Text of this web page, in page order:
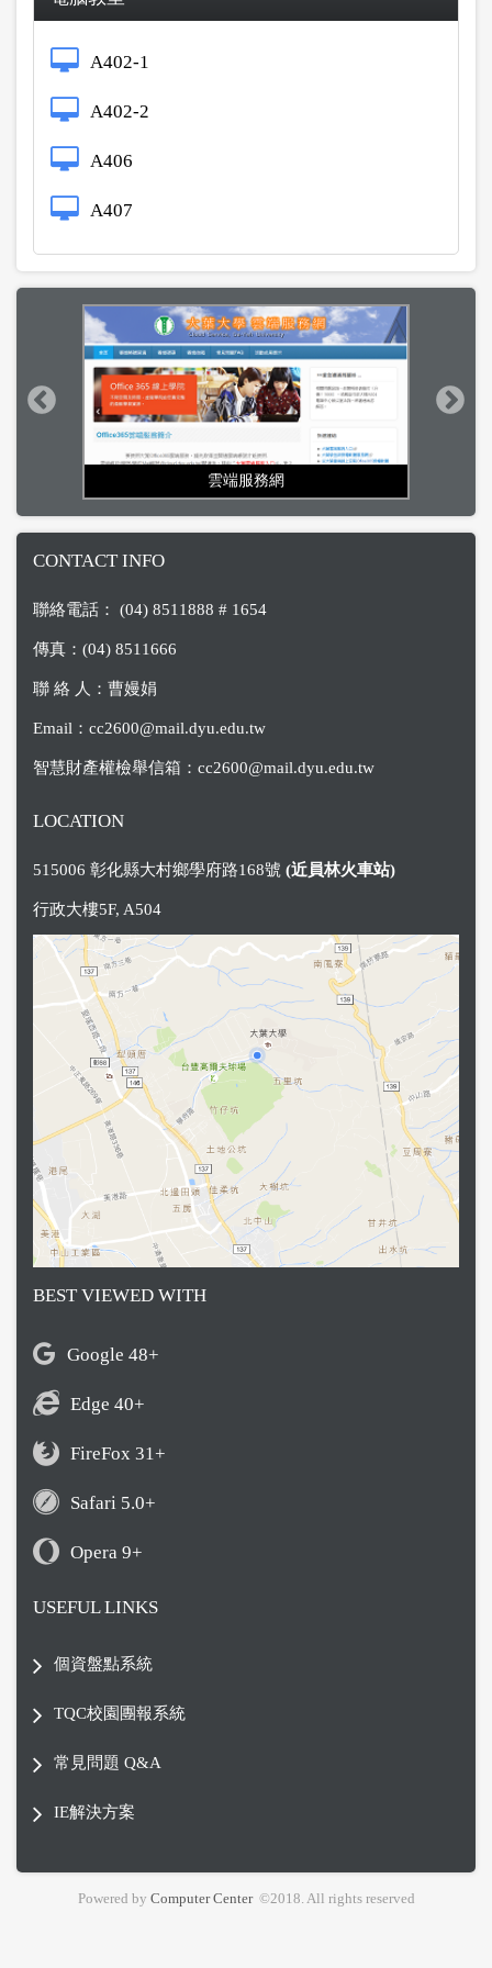
A402-1
A402-2
A406
A407
雲端服務網
CONTACT INFO
聯絡電話： (04) 8511888 # 1654
傳真：(04) 8511666
聯 絡 人：曹嫚娟
Email： cc2600@mail.dyu.edu.tw
智慧財產權檢舉信箱： cc2600@mail.dyu.edu.tw
LOCATION
515006 彰化縣大村鄉學府路168號 (近員林火車站)
行政大樓5F, A504
BEST VIEWED WITH
Google 48+
Edge 40+
FireFox 31+
Safari 5.0+
Opera 9+
USEFUL LINKS
個資盤點系統
TQC校園團報系統
常見問題 Q&A
IE解決方案
Powered by Computer Center ©2018. All rights reserved